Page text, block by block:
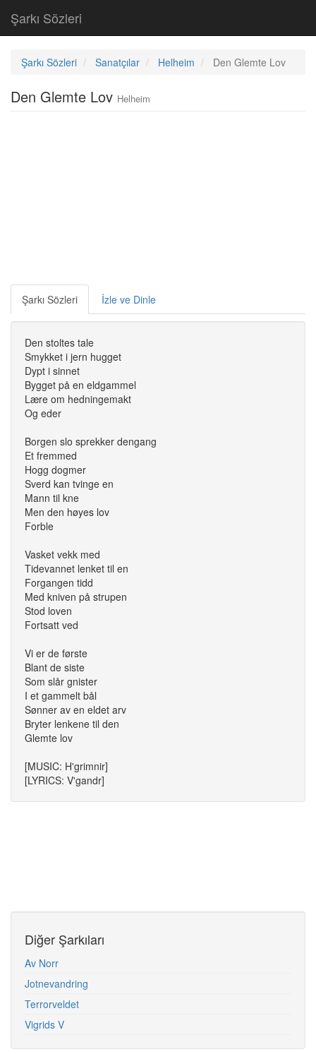
Şarkı Sözleri
Şarkı Sözleri Sanatçılar Helheim Den Glemte Lov
Den Glemte Lov Helheim
Şarkı Sözleri İzle ve Dinle
Den stoltes tale
Smykket i jern hugget
Dypt i sinnet
Bygget på en eldgammel
Lære om hedningemakt
Og eder
Borgen slo sprekker dengang
Et fremmed
Hogg dogmer
Sverd kan tvinge en
Mann til kne
Men den høyes lov
Forble
Vasket vekk med
Tidevannet lenket til en
Forgangen tidd
Med kniven på strupen
Stod loven
Fortsatt ved
Vi er de første
Blant de siste
Som slår gnister
I et gammelt bål
Sønner av en eldet arv
Bryter lenkene til den
Glemte lov
[MUSIC: H'grimnir]
[LYRICS: V'gandr]
Diğer Şarkıları
Av Norr
Jotnevandring
Terrorveldet
Vigrids V